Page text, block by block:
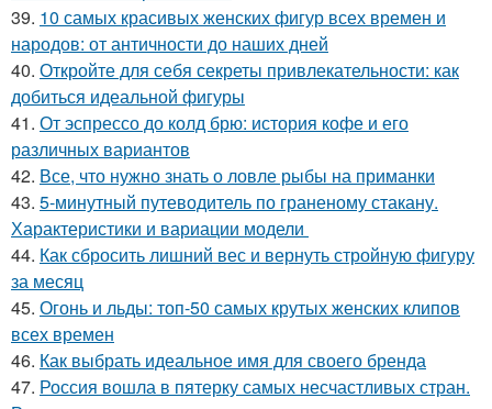
39. 10 самых красивых женских фигур всех времен и
народов: от античности до наших дней
40. Откройте для себя секреты привлекательности: как
добиться идеальной фигуры
41. От эспрессо до колд брю: история кофе и его
различных вариантов
42. Все, что нужно знать о ловле рыбы на приманки
43. 5-минутный путеводитель по граненому стакану.
Характеристики и вариации модели
44. Как сбросить лишний вес и вернуть стройную фигуру
за месяц
45. Огонь и льды: топ-50 самых крутых женских клипов
всех времен
46. Как выбрать идеальное имя для своего бренда
47. Россия вошла в пятерку самых несчастливых стран.